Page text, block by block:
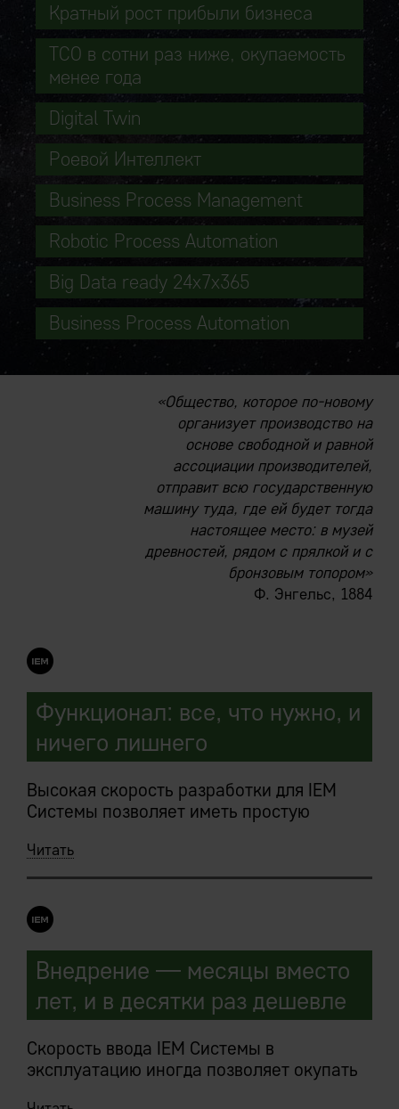
Кратный рост прибыли бизнеса
TCO в сотни раз ниже, окупаемость
менее года
Digital Twin
Роевой Интеллект
Business Process Management
Robotic Process Automation
Big Data ready 24x7x365
Business Process Automation
«Общество, которое по-новому
организует производство на
основе свободной и равной
ассоциации производителей,
отправит всю государственную
машину туда, где ей будет тогда
настоящее место: в музей
древностей, рядом с прялкой и с
бронзовым топором»
Ф. Энгельс, 1884
Функционал: все, что нужно, и
ничего лишнего
Высокая скорость разработки для IEM
Системы позволяет иметь простую
функциональность наращивается
быстро.
Внедряемые IEM-решения являются
сборными, под требования конкретного
предприятия, конструкторами.
Заказчик в ходе предпроектных работ
мечтает «хочу то, то и то, и еще вот
такую-то клевую штуку где-то слышал, ее
тоже хочу».
Читать
Внедрение — месяцы вместо
лет, и в десятки раз дешевле
Скорость ввода IEM Системы в
эксплуатацию иногда позволяет окупать